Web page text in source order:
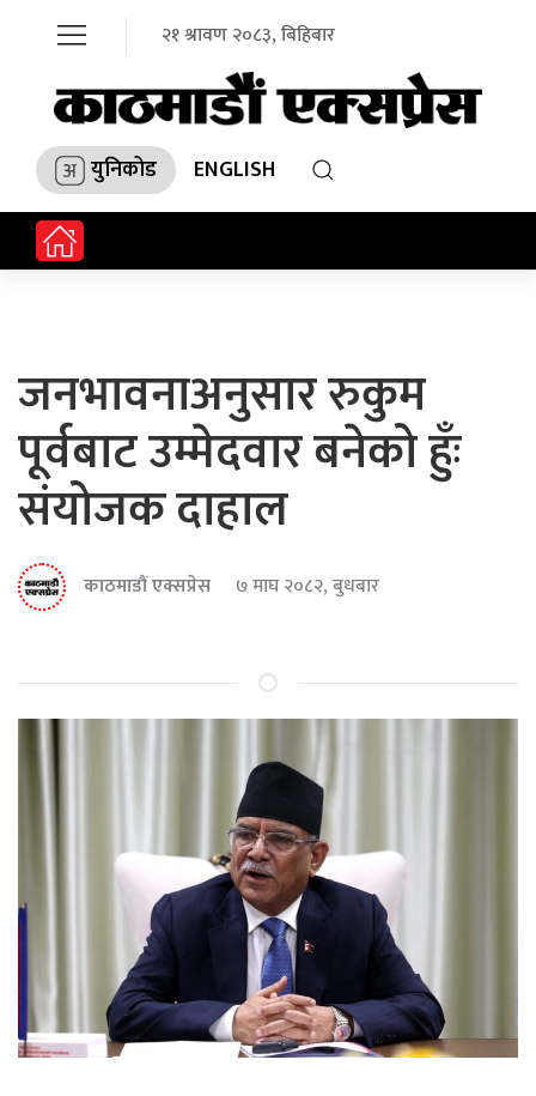
२१ श्रावण २०८३, बिहिबार
युनिकोड ENGLISH
जनभावनाअनुसार रुकुम
पूर्वबाट उम्मेदवार बनेको हुँः
संयोजक दाहाल
काठमाडौं एक्सप्रेस ७ माघ २०८२, बुधबार